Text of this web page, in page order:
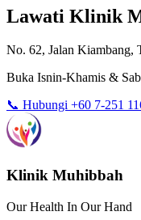
Lawati Klinik
No. 62, Jalan Kiambang,
Buka Isnin-Khamis &
📞 Hubungi +60 7-251
Klinik Muhibbah
Our Health In Our Hand